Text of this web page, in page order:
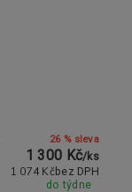
26 % sleva
1 300 Kč/ks
1 074 Kč bez DPH
do týdne